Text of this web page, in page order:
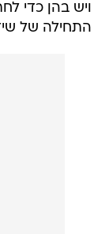
ויש בהן כדי
התחילה של